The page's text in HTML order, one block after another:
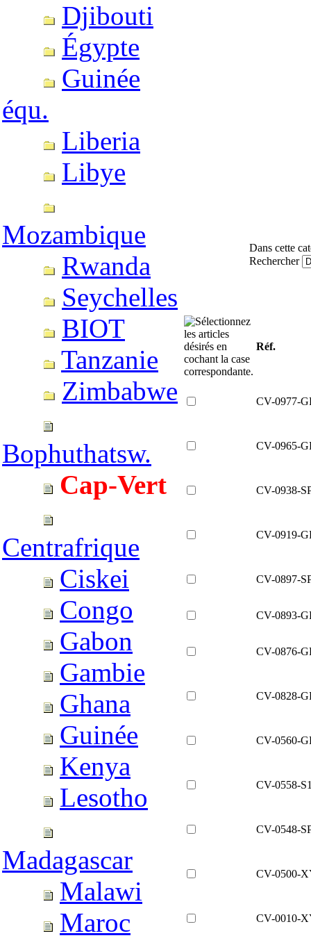
Djibouti
Égypte
Guinée
équ.
Liberia
Libye
Mozambique
Rwanda
Seychelles
BIOT
Tanzanie
Zimbabwe
Bophuthatsw.
Cap-Vert
Centrafrique
Ciskei
Congo
Gabon
Gambie
Ghana
Guinée
Kenya
Lesotho
Madagascar
Malawi
Maroc
Dans cette
Rechercher
Réf.
CV-0977-
CV-0965-
CV-0938-
CV-0919-
CV-0897-
CV-0893-
CV-0876-
CV-0828-
CV-0560-
CV-0558-
CV-0548-
CV-0500-
CV-0010-